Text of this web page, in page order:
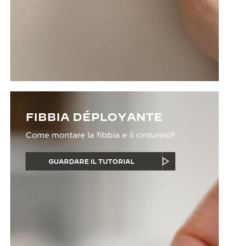
FIBBIA DÉPLOYANTE
Come montare la fibbia e il cinturino?
GUARDARE IL TUTORIAL